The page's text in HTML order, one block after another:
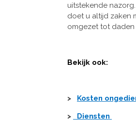
uitstekende
doet u altijd zaken
omgezet tot daden
Bekijk ook:
> Kosten
> Diensten